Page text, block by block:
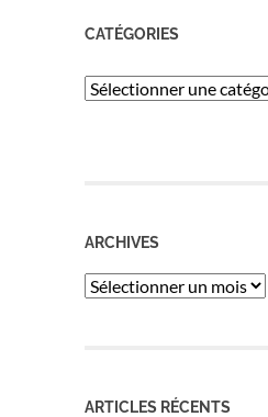
CATÉGORIES
Catégories
ARCHIVES
Archives
ARTICLES RÉCENTS